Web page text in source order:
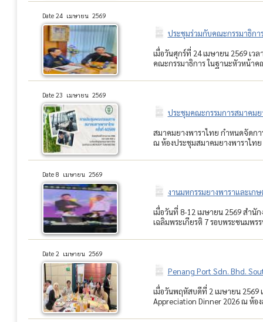
Date 24 เมษายน 2569
ประชุมร่วมกับคณะกรรมาธิกา
เมื่อวันศุกร์ที่ 24 เมษายน 2569 เ
คณะกรรมาธิการ ในฐานะหัวหน้า
Date 23 เมษายน 2569
ประชุมคณะกรรมการสมาคมย
สมาคมยางพาราไทย กำหนดจัดกา
ณ ห้องประชุมสมาคมยางพาราไท
Date 8 เมษายน 2569
งานมหกรรมยางพาราและเก
เมื่อวันที่ 8-12 เมษายน 2569 สำ
เฉลิมพระเกียรติ 7 รอบพระชนมพ
Date 2 เมษายน 2569
Penang Port Sdn. Bhd.
เมื่อวันพฤหัสบดีที่ 2 เมษายน 2569
Appreciation Dinner 2026 ณ ห้อ